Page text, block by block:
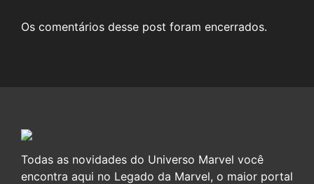
Os comentários desse post foram encerrados.
Todas as novidades do Universo Marvel você
encontra aqui no Legado da Marvel, o maior portal